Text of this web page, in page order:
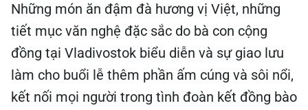
Những món ăn đậm đà hương vị Việt, những
tiết mục văn nghệ đặc sắc do bà con cộng
đồng tại Vladivostok biểu diễn và sự giao lưu
làm cho buổi lễ thêm phần ấm cúng và sôi nổi,
kết nối mọi người trong tình đoàn kết đồng bào